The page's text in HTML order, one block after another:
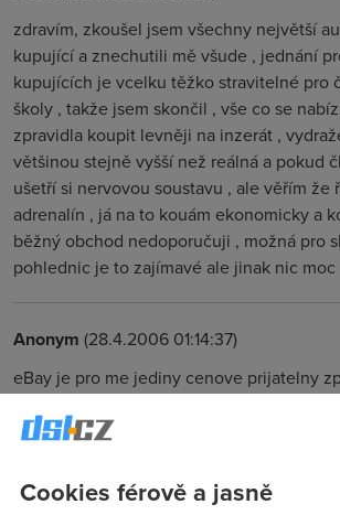
zdravím, zkoušel jsem všechny největší
kupující a znechutili mě všude , jednání
kupujících je vcelku těžko stravitelné pro
školy , takže jsem skončil , vše co se
zpravidla koupit levněji na inzerát ,
většinou stejně vyšší než reálná a pokud
ušetří si nervovou soustavu , ale věřím že
adrenalín , já na to kouám ekonomicky a
běžný obchod nedoporučuji , možná pro
pohlednic je to zajímavé ale jinak nic moc
Anonym (28.4.2006 01:14:37)
eBay je pro me jediny cenove prijatelny
Zkusenosti mam zatim vyborne. O
Cookies férově a jasně